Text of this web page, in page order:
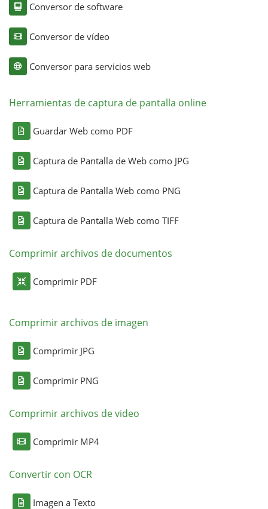
Conversor de software
Conversor de vídeo
Conversor para servicios web
Herramientas de captura de pantalla online
Guardar Web como PDF
Captura de Pantalla de Web como JPG
Captura de Pantalla Web como PNG
Captura de Pantalla Web como TIFF
Comprimir archivos de documentos
Comprimir PDF
Comprimir archivos de imagen
Comprimir JPG
Comprimir PNG
Comprimir archivos de video
Comprimir MP4
Convertir con OCR
Imagen a Texto